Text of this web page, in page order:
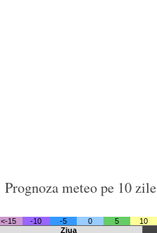
Prognoza meteo pe 10 zile
<-15 -10 -5 0 5 10
Ziua